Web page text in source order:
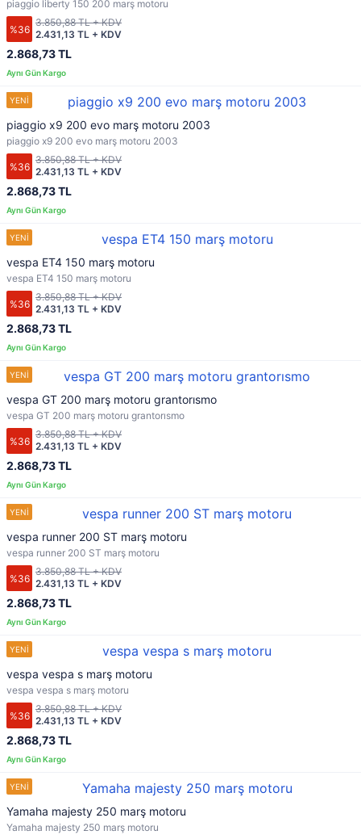
piaggio liberty 150 200 marş motoru
%36
2.868,73 TL
2.431,13 TL + KDV
3.850,88 TL + KDV
piaggio x9 200 evo marş motoru 2003
piaggio x9 200 evo marş motoru 2003
%36
2.868,73 TL
2.431,13 TL + KDV
3.850,88 TL + KDV
vespa ET4 150 marş motoru
vespa ET4 150 marş motoru
%36
2.868,73 TL
2.431,13 TL + KDV
3.850,88 TL + KDV
vespa GT 200 marş motoru grantorısmo
vespa GT 200 marş motoru grantorısmo
%36
2.868,73 TL
2.431,13 TL + KDV
3.850,88 TL + KDV
vespa runner 200 ST marş motoru
vespa runner 200 ST marş motoru
%36
2.868,73 TL
2.431,13 TL + KDV
3.850,88 TL + KDV
vespa vespa s marş motoru
vespa vespa s marş motoru
%36
2.868,73 TL
2.431,13 TL + KDV
3.850,88 TL + KDV
Yamaha majesty 250 marş motoru
Yamaha majesty 250 marş motoru